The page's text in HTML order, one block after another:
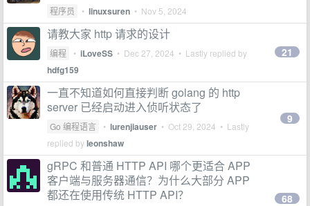
程序员 • linuxsuren • Nov 5, 2024
请教大家 http 请求的设计
编程 • iLoveSS • Dec 27, 2024 • Lastly replied by
hdfg159
21
一直不知道如何直接判断 golang 的 http
server 已经启动进入侦听状态了
Go 编程语言 • lurenjiauser • Oct 29, 2024 • Lastly
replied byleonshaw
9
gRPC 和普通 HTTP API 哪个更适合 APP
客户端与服务器通信？为什么大部分 APP
都还在使用传统 HTTP API？
68